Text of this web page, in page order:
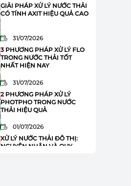
GIẢI PHÁP XỬ LÝ NƯỚC THẢI
CÓ TÍNH AXIT HIỆU QUẢ CAO
31/07/2026
3 PHƯƠNG PHÁP XỬ LÝ FLO
TRONG NƯỚC THẢI TỐT
NHẤT HIỆN NAY
31/07/2026
2 PHƯƠNG PHÁP XỬ LÝ
PHOTPHO TRONG NƯỚC
THẢI HIỆU QUẢ
01/07/2026
XỬ LÝ NƯỚC THẢI ĐÔ THỊ:
NGUYÊN NHÂN VÀ QUY